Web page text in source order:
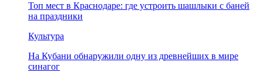
Топ мест в Краснодаре: где устроить шашлыки с баней
на праздники
Культура
На Кубани обнаружили одну из древнейших в мире
синагог